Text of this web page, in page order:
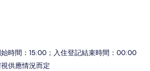
始時間：15:00；入住登記結束時間：00:00
供應情況而定